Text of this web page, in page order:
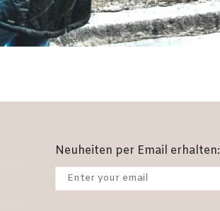
Neuheiten per Email erhalten: